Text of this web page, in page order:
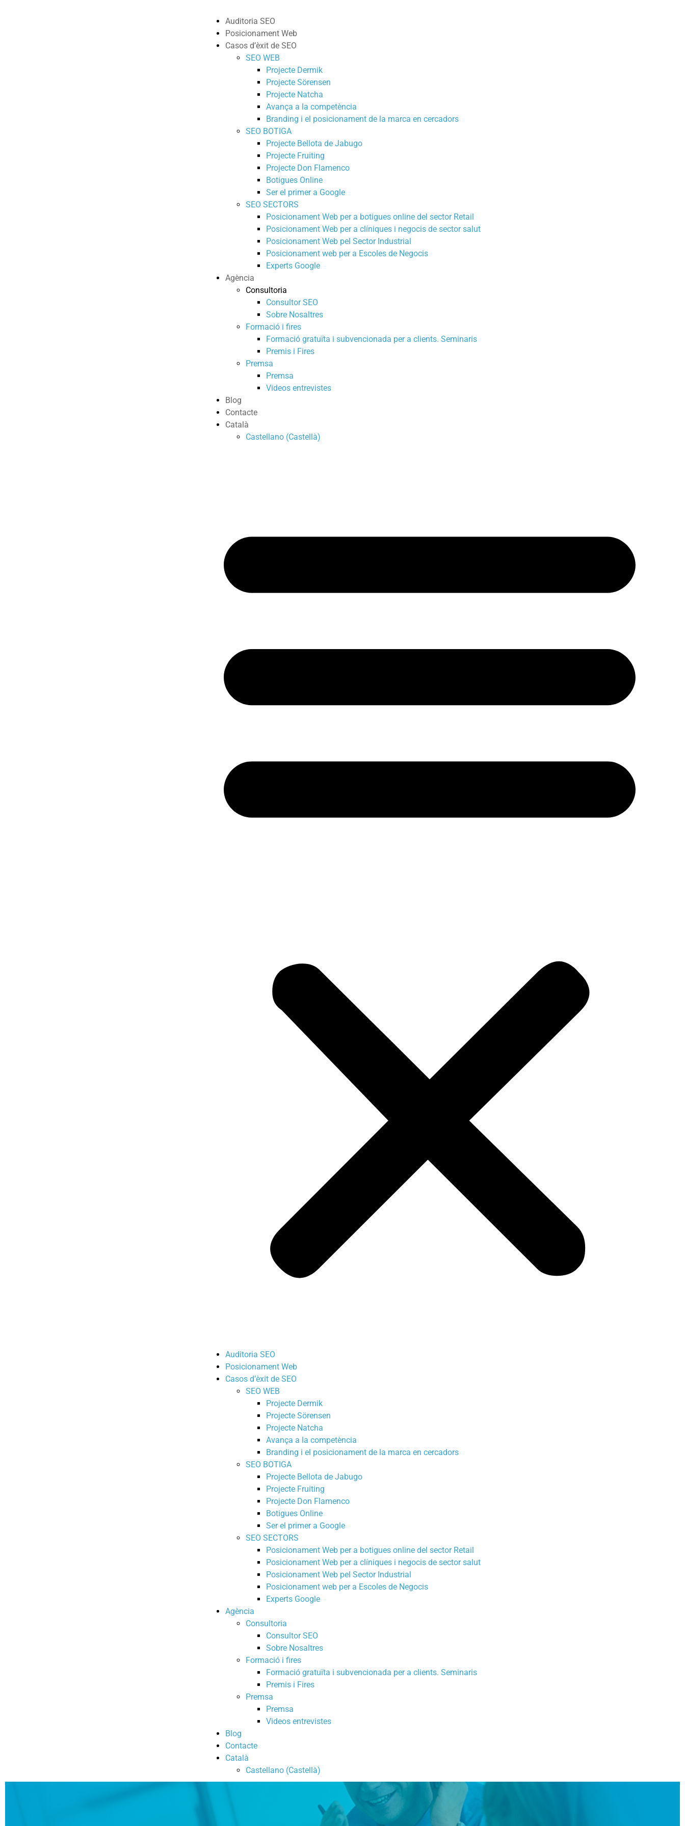
Auditoria SEO
Posicionament Web
Casos d’èxit de SEO
SEO WEB
Projecte Dermik
Projecte Sörensen
Projecte Natcha
Avança a la competència
Branding i el posicionament de la marca en cercadors
SEO BOTIGA
Projecte Bellota de Jabugo
Projecte Fruiting
Projecte Don Flamenco
Botigues Online
Ser el primer a Google
SEO SECTORS
Posicionament Web per a botigues online del sector Retail
Posicionament Web per a clíniques i negocis de sector salut
Posicionament Web pel Sector Industrial
Posicionament web per a Escoles de Negocis
Experts Google
Agència
Consultoria
Consultor SEO
Sobre Nosaltres
Formació i fires
Formació gratuïta i subvencionada per a clients. Seminaris
Premis i Fires
Premsa
Premsa
Videos entrevistes
Blog
Contacte
Català
Castellano (Castellà)
Auditoria SEO
Posicionament Web
Casos d’èxit de SEO
SEO WEB
Projecte Dermik
Projecte Sörensen
Projecte Natcha
Avança a la competència
Branding i el posicionament de la marca en cercadors
SEO BOTIGA
Projecte Bellota de Jabugo
Projecte Fruiting
Projecte Don Flamenco
Botigues Online
Ser el primer a Google
SEO SECTORS
Posicionament Web per a botigues online del sector Retail
Posicionament Web per a clíniques i negocis de sector salut
Posicionament Web pel Sector Industrial
Posicionament web per a Escoles de Negocis
Experts Google
Agència
Consultoria
Consultor SEO
Sobre Nosaltres
Formació i fires
Formació gratuïta i subvencionada per a clients. Seminaris
Premis i Fires
Premsa
Premsa
Videos entrevistes
Blog
Contacte
Català
Castellano (Castellà)